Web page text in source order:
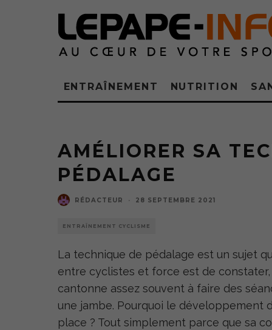
ENTRAÎNEMENT NUTRITION
AMÉLIORER SA
PÉDALAGE
RÉDACTEUR · 28 SEPTEMBRE 2021
ENTRAÎNEMENT CYCLISME
La technique de pédalage est un sujet
entre cyclistes et force est de constater,
cantonne assez souvent à faire des
une jambe. Pourquoi le développement
place ? Tout simplement parce que sa